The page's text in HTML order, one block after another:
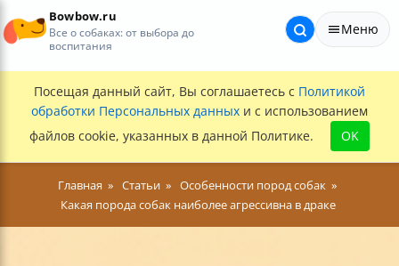
Bowbow.ru
Все о собаках: от выбора до
воспитания
Меню
Посещая данный сайт, Вы соглашаетесь с Политикой
обработки Персональных данных и с использованием
файлов cookie, указанных в данной Политике.
OK
Главная Статьи
Особенности пород собак
Какая порода собак наиболее агрессивна в драке